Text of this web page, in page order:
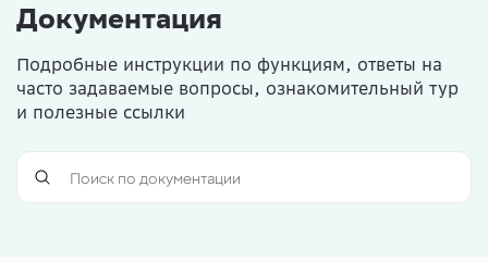
Документация
Подробные инструкции по функциям, ответы на
часто задаваемые вопросы, ознакомительный тур
и полезные ссылки